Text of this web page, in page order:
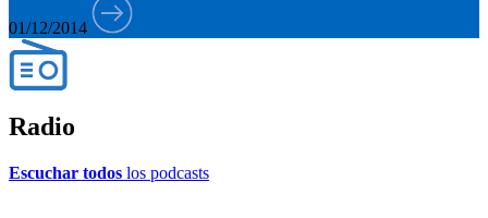
01/12/2014
Radio
Escuchar todos los podcasts